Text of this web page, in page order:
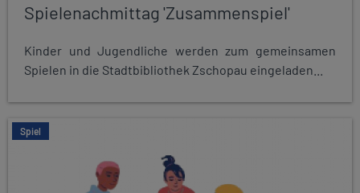
Spielenachmittag 'Zusammenspiel'
Kinder und Jugendliche werden zum gemeinsamen
Spielen in die Stadtbibliothek Zschopau eingeladen...
Spiel